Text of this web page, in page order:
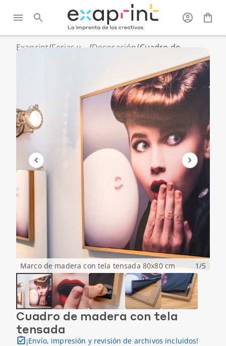
Exaprint/Ferias y
/Decoración/Cuadro de
madera con tela
tensada
Marco de madera con tela tensada 80x80 cm 1/5
Cuadro de madera con tela
tensada
¡Envío, impresión y revisión de archivos incluidos!